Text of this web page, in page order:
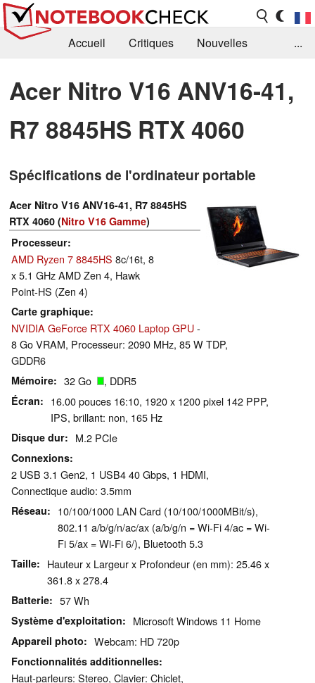
Accueil Critiques
Nouvelles
Recherche
Contact
...
Acer Nitro V16 ANV16-41,
R7 8845HS RTX 4060
Spécifications de l'ordinateur portable
Acer Nitro V16 ANV16-41, R7 8845HS
RTX 4060 (Nitro V16 Gamme)
Processeur
AMD Ryzen 7 8845HS 8c/16t, 8
x 5.1 GHz AMD Zen 4, Hawk
Point-HS (Zen 4)
Carte graphique
NVIDIA GeForce RTX 4060 Laptop GPU-
8 Go VRAM, Processeur: 2090 MHz, 85 W TDP,
GDDR6
Mémoire 32 Go , DDR5
Écran
16.00 pouces 16:10, 1920 x 1200 pixel 142 PPP,
IPS, brillant: non, 165 Hz
Disque dur M.2 PCIe
Connexions
2 USB 3.1 Gen2, 1 USB4 40 Gbps, 1 HDMI,
Connectique audio: 3.5mm
Réseau
10/100/1000 LAN Card (10/100/1000MBit/s),
802.11 a/b/g/n/ac/ax (a/b/g/n = Wi-Fi 4/ac = Wi-
Fi 5/ax = Wi-Fi 6/), Bluetooth 5.3
Taille
Hauteur x Largeur x Profondeur (en mm): 25.46 x
361.8 x 278.4
Batterie 57 Wh
Système d'exploitation Microsoft Windows 11 Home
Appareil photo Webcam: HD 720p
Fonctionnalités additionnelles
Haut-parleurs: Stereo, Clavier: Chiclet,